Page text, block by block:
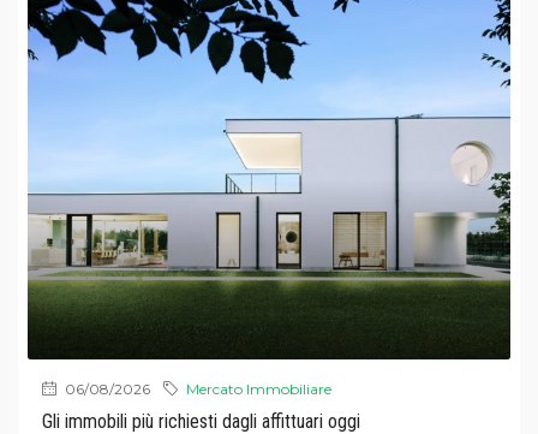
06/08/2026 Mercato Immobiliare
Gli immobili più richiesti dagli affittuari oggi